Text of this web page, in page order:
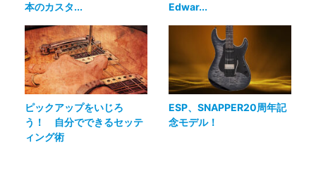
本のカスタ...
Edwar...
ピックアップをいじろ
う！ 自分でできるセッテ
ィング術
ESP、SNAPPER20周年記
念モデル！